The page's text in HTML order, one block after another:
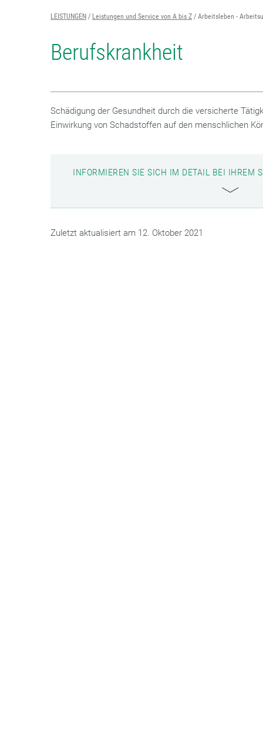
LEISTUNGEN Leistungen und Service von A bis Z Arbeitsleben -
Berufskrankheit
Schädigung der Gesundheit durch die versicherte
Einwirkung von Schadstoffen auf den menschlichen
INFORMIEREN SIE SICH IM DETAIL BEI IHREM
Zuletzt aktualisiert am 12. Oktober 2021